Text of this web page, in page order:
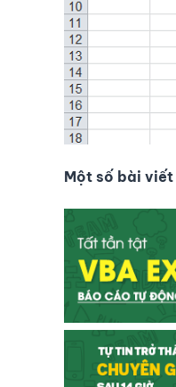
Một số bài